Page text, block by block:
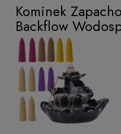
Kominek
Backflow